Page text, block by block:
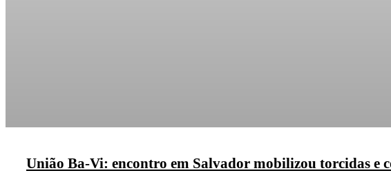
União Ba-Vi: encontro em Salvador mobilizou torcidas e